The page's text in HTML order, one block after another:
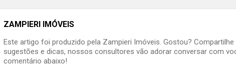
ZAMPIERI IMÓVEIS
Este artigo foi produzido pela Zampieri Imóveis. Gostou? Compartilhe
sugestões e dicas, nossos consultores vão adorar conversar com
comentário abaixo!